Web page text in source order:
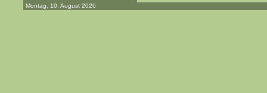
Montag, 10. August 2026